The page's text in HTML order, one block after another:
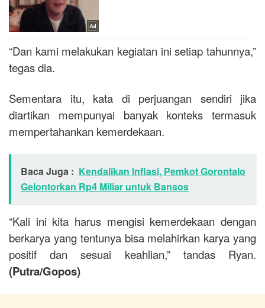
“Dan kami melakukan kegiatan ini setiap tahunnya,”
tegas dia.
Sementara itu, kata di perjuangan sendiri jika
diartikan mempunyai banyak konteks termasuk
mempertahankan kemerdekaan.
Baca Juga : Kendalikan Inflasi, Pemkot Gorontalo
Gelontorkan Rp4 Miliar untuk Bansos
“Kali ini kita harus mengisi kemerdekaan dengan
berkarya yang tentunya bisa melahirkan karya yang
positif dan sesuai keahlian,” tandas Ryan.
(Putra/Gopos)